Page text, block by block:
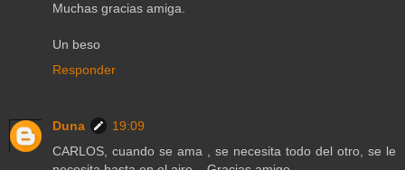
Muchas gracias amiga.
Un beso
Responder
Duna
19:09
CARLOS, cuando se ama , se necesita todo del otro, se le